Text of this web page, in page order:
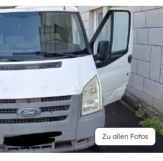
Zu allen Fotos